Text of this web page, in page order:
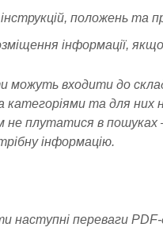
положень та
інформації,
входити до
категоріями та для
не плутатися в
інформацію.
наступні переваги